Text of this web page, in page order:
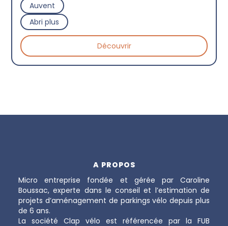
Auvent
Abri plus
Découvrir
A PROPOS
Micro entreprise fondée et gérée par Caroline
Boussac, experte dans le conseil et l’estimation de
projets d’aménagement de parkings vélo depuis plus
de 6 ans.
La société Clap vélo est référencée par la FUB